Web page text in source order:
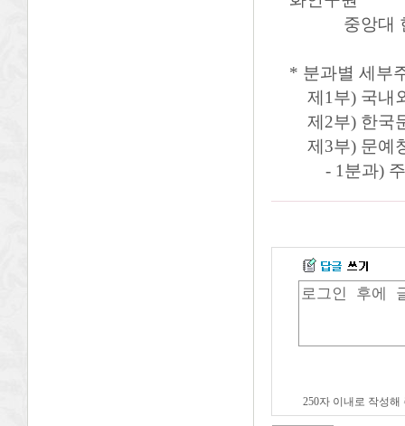
중앙대 현대
* 분과별 세부
제1부) 국내
제2부) 한국
제3부) 문예
- 1분과) 주
250자 이내로 작성해